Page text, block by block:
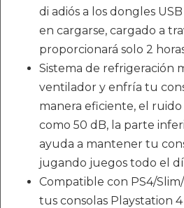
di adiós a los dongles
en cargarse, cargado a
proporcionará solo 2
Sistema de refrigeración
ventilador y enfría tu
manera eficiente, el
como 50 dB, la parte
ayuda a mantener tu
jugando juegos todo el
Compatible con PS4/
tus consolas Playstation